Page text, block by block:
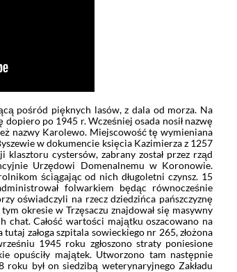
pośród pięknych lasów, z dala od morza. Na
po 1945 r. Wcześniej osada nosił nazwę
nazwy Karolewo. Miejscowość tę wymieniana
w dokumencie księcia Kazimierza z 1257
cystersów, zabrany został przez rząd
Urzędowi Domenalnemu w Koronowie.
ściągając od nich długoletni czynsz. 15
folwarkiem będąc równocześnie
oświadczyli na rzecz dziedzińca pańszczyznę
okresie w Trzęsaczu znajdował się masywny
chat. Całość wartości majątku oszacowano na
załoga szpitala sowieckiego nr 265, złożona
1945 roku zgłoszono straty poniesione
opuściły majątek. Utworzono tam następnie
był on siedzibą weterynaryjnego Zakładu